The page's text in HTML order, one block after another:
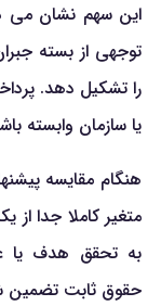
این سهم نشان می
توجهی از بسته
را تشکیل دهد.
یا سازمان وابسته
هنگام مقایسه
متغیر کاملا جدا
به تحقق هدف یا
حقوق ثابت تضمین